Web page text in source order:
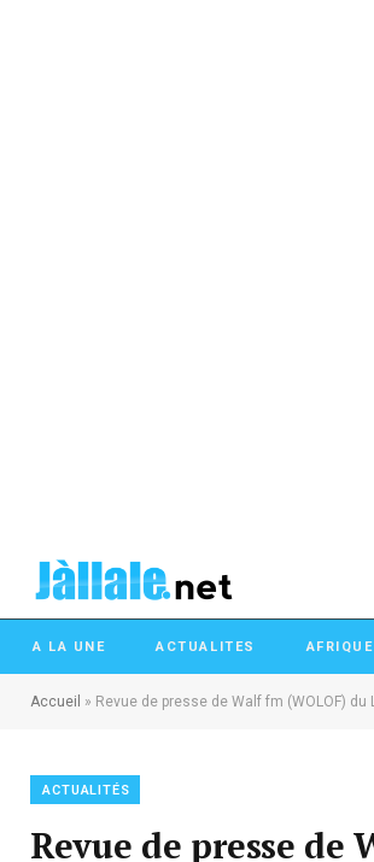
A LA UNE ACTUALITES AFRIQUE
Accueil » Revue de presse de Walf fm (WOLOF) du Lundi 11
ACTUALITÉS
Revue de presse de